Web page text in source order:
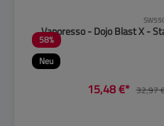
58%
Neu
Vaporesso - Dojo Blast X -
15,48 €* 32,97